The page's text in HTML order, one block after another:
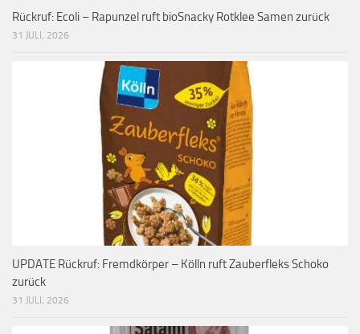
Rückruf: Ecoli – Rapunzel ruft bioSnacky Rotklee Samen zurück
31 JULI, 2026
UPDATE Rückruf: Fremdkörper – Kölln ruft Zauberfleks Schoko
zurück
31 JULI, 2026